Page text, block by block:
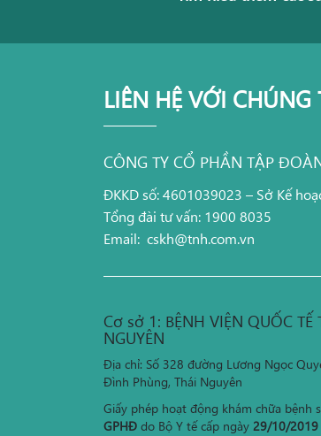
LIÊN HỆ VỚI CHÚNG
CÔNG TY CỔ PHẦN TẬP
ĐKKD số: 4601039023 – Sở Kế
Tổng đài tư vấn: 1900 8035
Email: cskh@tnh.com.vn
Cơ sở 1: BỆNH VIỆN QUỐC TẾ
NGUYÊN
Địa chỉ: Số 328 đường Lương Ngọc
Đình Phùng, Thái Nguyên
Giấy phép hoạt động khám chữa bệnh
GPHĐ do Bộ Y tế cấp ngày 29/10/2019